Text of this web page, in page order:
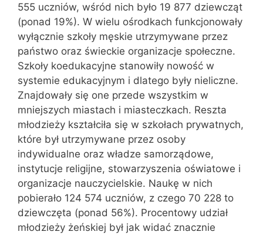
555 uczniów, wśród nich było 19 877 dziewcząt
(ponad 19%). W wielu ośrodkach funkcjonowały
wyłącznie szkoły męskie utrzymywane przez
państwo oraz świeckie organizacje społeczne.
Szkoły koedukacyjne stanowiły nowość w
systemie edukacyjnym i dlatego były nieliczne.
Znajdowały się one przede wszystkim w
mniejszych miastach i miasteczkach. Reszta
młodzieży kształciła się w szkołach prywatnych,
które był utrzymywane przez osoby
indywidualne oraz władze samorządowe,
instytucje religijne, stowarzyszenia oświatowe i
organizacje nauczycielskie. Naukę w nich
pobierało 124 574 uczniów, z czego 70 228 to
dziewczęta (ponad 56%). Procentowy udział
młodzieży żeńskiej był jak widać znacznie